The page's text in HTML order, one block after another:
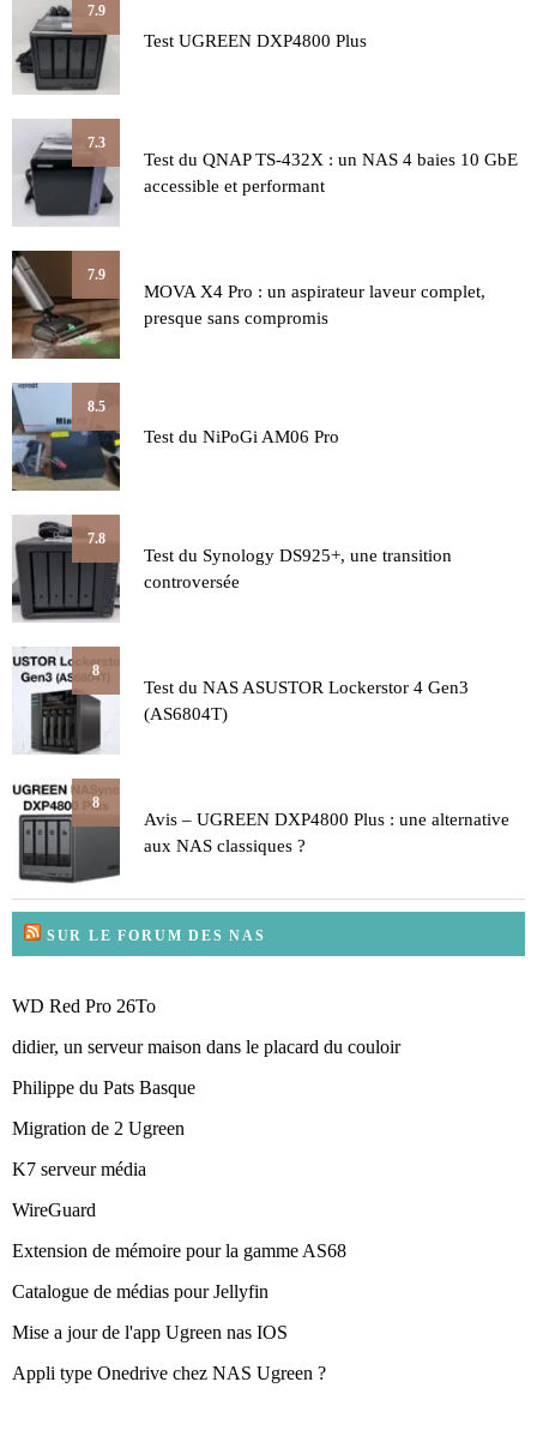
7.9
Test UGREEN DXP4800 Plus
7.3
Test du QNAP TS-432X : un NAS 4 baies 10 GbE
accessible et performant
7.9
MOVA X4 Pro : un aspirateur laveur complet,
presque sans compromis
8.5
Test du NiPoGi AM06 Pro
7.8
Test du Synology DS925+, une transition
controversée
8
Test du NAS ASUSTOR Lockerstor 4 Gen3
(AS6804T)
8
Avis – UGREEN DXP4800 Plus : une alternative
aux NAS classiques ?
SUR LE FORUM DES NAS
WD Red Pro 26To
didier, un serveur maison dans le placard du couloir
Philippe du Pats Basque
Migration de 2 Ugreen
K7 serveur média
WireGuard
Extension de mémoire pour la gamme AS68
Catalogue de médias pour Jellyfin
Mise a jour de l'app Ugreen nas IOS
Appli type Onedrive chez NAS Ugreen ?